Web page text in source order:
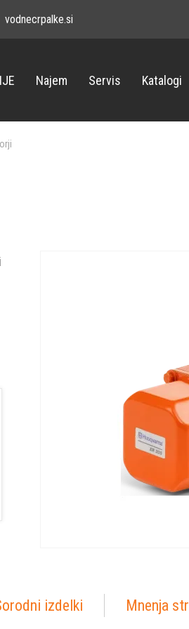
vodnecrpalke.si
Najem Servis Katalogi
izdelki Mnenja